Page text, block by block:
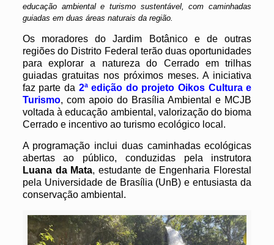
educação ambiental e turismo sustentável, com caminhadas
guiadas em duas áreas naturais da região.
Os moradores do Jardim Botânico e de outras
regiões do Distrito Federal terão duas oportunidades
para explorar a natureza do Cerrado em trilhas
guiadas gratuitas nos próximos meses. A iniciativa
faz parte da 2ª edição do projeto Oikos Cultura e
Turismo, com apoio do Brasília Ambiental e MCJB
voltada à educação ambiental, valorização do bioma
Cerrado e incentivo ao turismo ecológico local.
A programação inclui duas caminhadas ecológicas
abertas ao público, conduzidas pela instrutora
Luana da Mata, estudante de Engenharia Florestal
pela Universidade de Brasília (UnB) e entusiasta da
conservação ambiental.